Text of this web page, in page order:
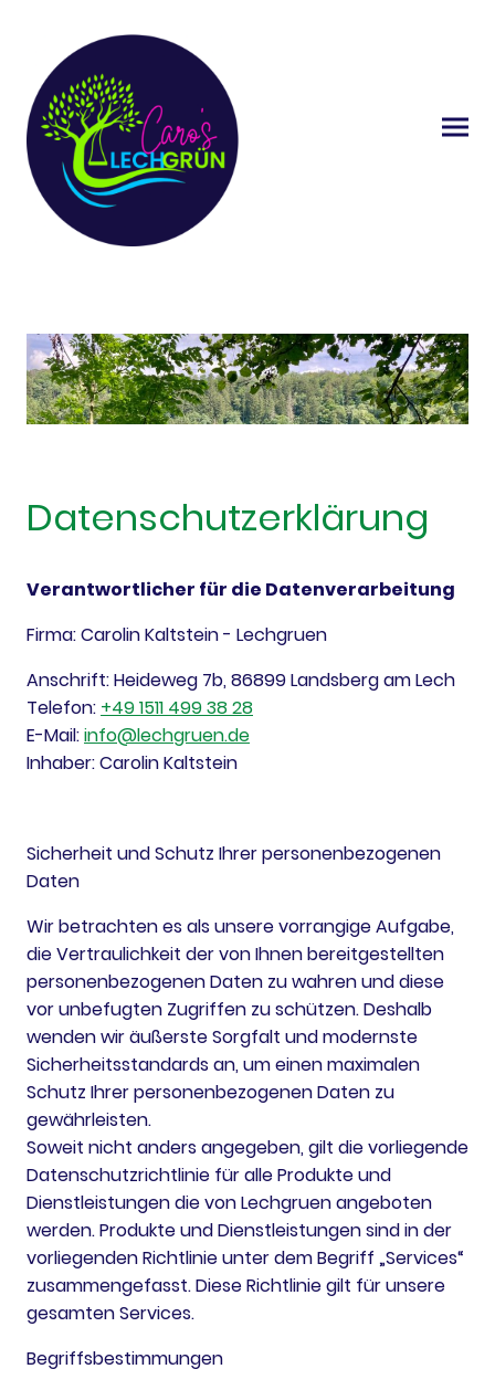
Datenschutzerklärung
Verantwortlicher für die Datenverarbeitung
Firma: Carolin Kaltstein - Lechgruen
Anschrift: Heideweg 7b, 86899 Landsberg am Lech
Telefon: +49 1511 499 38 28
E-Mail:info@lechgruen.de
Inhaber: Carolin Kaltstein
Sicherheit und Schutz Ihrer personenbezogenen
Daten
Wir betrachten es als unsere vorrangige Aufgabe,
die Vertraulichkeit der von Ihnen bereitgestellten
personenbezogenen Daten zu wahren und diese
vor unbefugten Zugriffen zu schützen. Deshalb
wenden wir äußerste Sorgfalt und modernste
Sicherheitsstandards an, um einen maximalen
Schutz Ihrer personenbezogenen Daten zu
gewährleisten.
Soweit nicht anders angegeben, gilt die vorliegende
Datenschutzrichtlinie für alle Produkte und
Dienstleistungen die von Lechgruen angeboten
werden. Produkte und Dienstleistungen sind in der
vorliegenden Richtlinie unter dem Begriff „Services“
zusammengefasst. Diese Richtlinie gilt für unsere
gesamten Services.
Begriffsbestimmungen